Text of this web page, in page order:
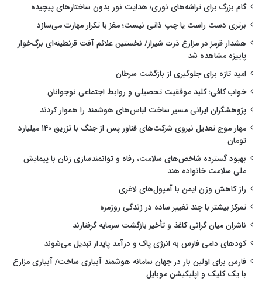
گام بزرگ برای تراشه‌های نوری؛ هدایت نور بدون ساختارهای پیچیده
برتری دست راست یا چپ ذاتی نیست؛ مغز با تکرار مهارت می‌سازد
هشدار قرمز در مزارع ذرت شیراز/ نخستین علائم آفت قرنطینه‌ای برگ‌خوار
پاییزه مشاهده شد
امید تازه برای جلوگیری از بازگشت سرطان
خواب کافی؛ کلید موفقیت تحصیلی و روابط اجتماعی نوجوانان
پژوهشگران ایرانی مسیر ساخت لباس‌های هوشمند را هموار کردند
مهار موج تعدیل نیروی شرکت‌های فناور پس از جنگ با تزریق ۱۴۰ میلیارد
تومان
بهبود گسترده شاخص‌های سلامت، رفاه و توانمندسازی زنان با پیمایش
ملی سلامت خانواده هند
راز کاهش وزن ایمن با آمپول‌های لاغری
تمرکز بیشتر با چند تغییر ساده در زندگی روزمره
ناشران میان گرانی کاغذ و تأخیر بازگشت سرمایه گرفتارند
کودهای دامی فارس به انرژی پاک و درآمد پایدار تبدیل می‌شوند
فارس برای اولین بار در جهان سامانه هوشمند آبیاری ساخت/ آبیاری مزارع
با یک کلیک و اپلیکیشن موبایل